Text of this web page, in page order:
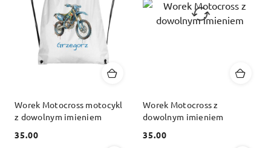
Worek Motocross motocykl
z dowolnym imieniem
Cena:
35.00
Worek Motocross z
dowolnym imieniem
Cena:
35.00